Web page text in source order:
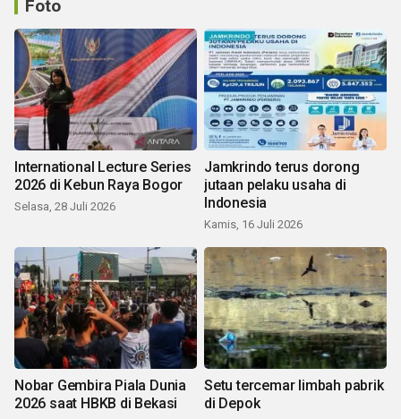
Foto
International Lecture Series
2026 di Kebun Raya Bogor
Selasa, 28 Juli 2026
Jamkrindo terus dorong
jutaan pelaku usaha di
Indonesia
Kamis, 16 Juli 2026
Nobar Gembira Piala Dunia
2026 saat HBKB di Bekasi
Setu tercemar limbah pabrik
di Depok